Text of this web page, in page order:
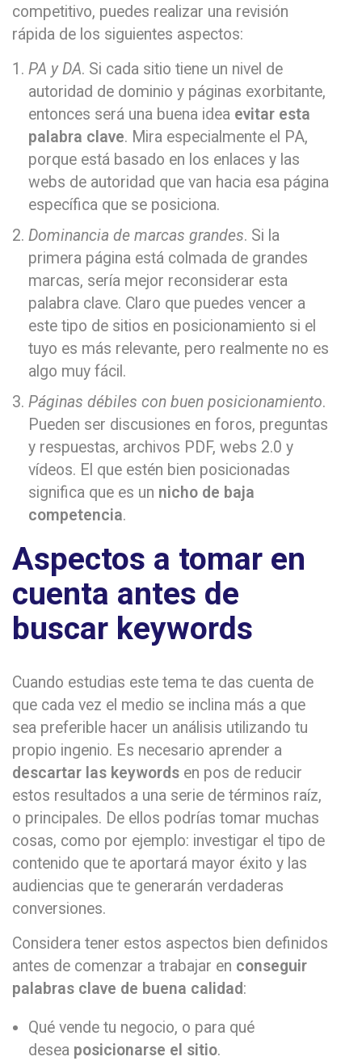
competitivo, puedes realizar una revisión
rápida de los siguientes aspectos:
PA y DA. Si cada sitio tiene un nivel de
autoridad de dominio y páginas exorbitante,
entonces será una buena idea evitar esta
palabra clave. Mira especialmente el PA,
porque está basado en los enlaces y las
webs de autoridad que van hacia esa página
específica que se posiciona.
Dominancia de marcas grandes. Si la
primera página está colmada de grandes
marcas, sería mejor reconsiderar esta
palabra clave. Claro que puedes vencer a
este tipo de sitios en posicionamiento si el
tuyo es más relevante, pero realmente no es
algo muy fácil.
Páginas débiles con buen posicionamiento.
Pueden ser discusiones en foros, preguntas
y respuestas, archivos PDF, webs 2.0 y
vídeos. El que estén bien posicionadas
significa que es un nicho de baja
competencia.
Aspectos a tomar en
cuenta antes de
buscar keywords
Cuando estudias este tema te das cuenta de
que cada vez el medio se inclina más a que
sea preferible hacer un análisis utilizando tu
propio ingenio. Es necesario aprender a
descartar las keywords en pos de reducir
estos resultados a una serie de términos raíz,
o principales. De ellos podrías tomar muchas
cosas, como por ejemplo: investigar el tipo de
contenido que te aportará mayor éxito y las
audiencias que te generarán verdaderas
conversiones.
Considera tener estos aspectos bien definidos
antes de comenzar a trabajar en conseguir
palabras clave de buena calidad:
Qué vende tu negocio, o para qué
desea posicionarse el sitio.